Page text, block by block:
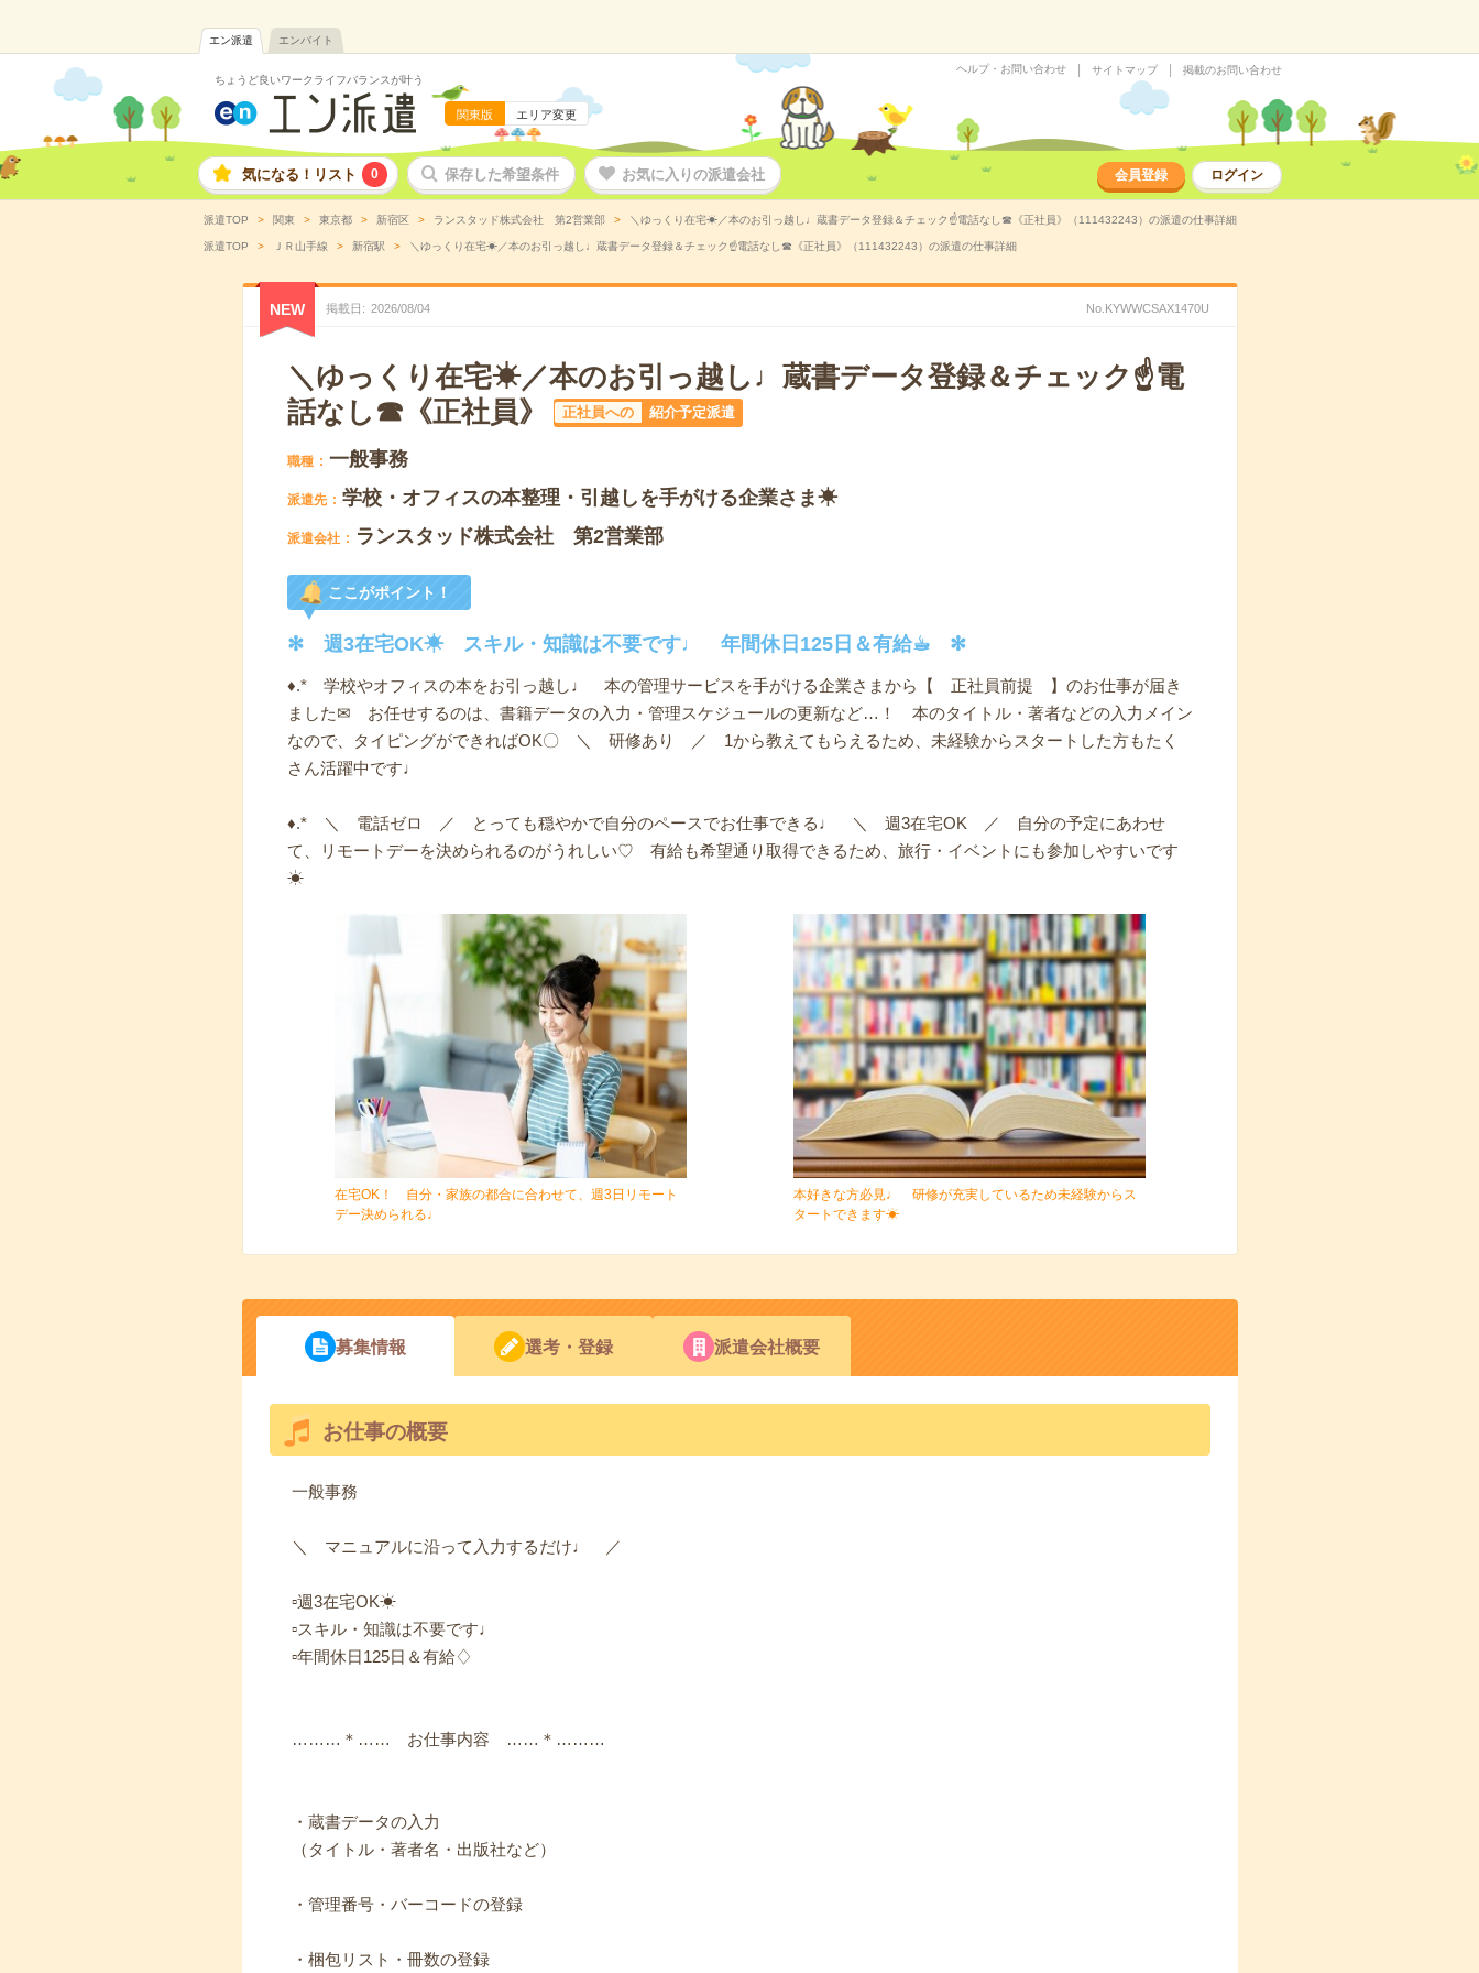
エン派遣 エンバイト
ちょうど良いワークライフバランスが叶う
関東版 エリア変更
ヘルプ・お問い合わせ サイトマップ 掲載のお問い合わせ
気になる！リスト 0 保存した希望条件 お気に入りの派遣会社 会員登録 ログイン
派遣TOP 関東 東京都 新宿区 ランスタッド株式会社 第2営業部 ＼ゆっくり在宅☀／本のお引っ越し♩蔵書データ登録＆チェック☝電話なし☎《正社員》（111432243）の派遣の仕事詳細
派遣TOP ＪＲ山手線 新宿駅 ＼ゆっくり在宅☀／本のお引っ越し♩蔵書データ登録＆チェック☝電話なし☎《正社員》（111432243）の派遣の仕事詳細
NEW 掲載日 2026/08/04 No.KYWWCSAX1470U
＼ゆっくり在宅☀／本のお引っ越し♩蔵書データ登録＆チェック☝電
話なし☎《正社員》
正社員への 紹介予定派遣
職種 一般事務
派遣先 学校・オフィスの本整理・引越しを手がける企業さま☀︎
派遣会社 ランスタッド株式会社 第2営業部
ここがポイント！
✻ 週3在宅OK☀ スキル・知識は不要です♩ 年間休日125日＆有給☕︎ ✻
♦.* 学校やオフィスの本をお引っ越し♩ 本の管理サービスを手がける企業さまから【 正社員前提 】のお仕事が届き
ました✉ お任せするのは、書籍データの入力・管理スケジュールの更新など…！ 本のタイトル・著者などの入力メイン
なので、タイピングができればOK〇 ＼ 研修あり ／ 1から教えてもらえるため、未経験からスタートした方もたく
さん活躍中です♩
♦.* ＼ 電話ゼロ ／ とっても穏やかで自分のペースでお仕事できる♩ ＼ 週3在宅OK ／ 自分の予定にあわせ
て、リモートデーを決められるのがうれしい♡ 有給も希望通り取得できるため、旅行・イベントにも参加しやすいです
☀
在宅OK！ 自分・家族の都合に合わせて、週3日リモート
デー決められる♩
本好きな方必見♩ 研修が充実しているため未経験からス
タートできます☀
募集情報 選考・登録 派遣会社概要
お仕事の概要
一般事務
＼ マニュアルに沿って入力するだけ♩ ／
▫週3在宅OK☀
▫スキル・知識は不要です♩
▫年間休日125日＆有給♢
………＊…… お仕事内容 ……＊………
・蔵書データの入力
（タイトル・著者名・出版社など）
・管理番号・バーコードの登録
・梱包リスト・冊数の登録